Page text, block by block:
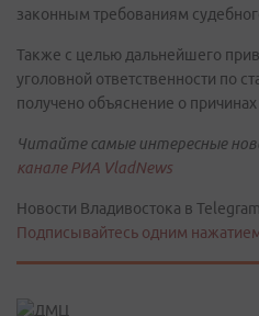
законным требованиям
Также с целью дальнейшего
уголовной ответственности по
получено объяснение о
Читайте самые интересные
канале РИА VladNews
Новости Владивостока в
Подписывайтесь одним